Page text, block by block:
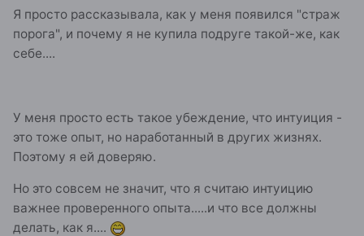
Я просто рассказывала, как у меня появился "страж
порога", и почему я не купила подруге такой-же, как
себе....
У меня просто есть такое убеждение, что интуиция -
это тоже опыт, но наработанный в других жизнях.
Поэтому я ей доверяю.
Но это совсем не значит, что я считаю интуицию
важнее проверенного опыта.....и что все должны
делать, как я....